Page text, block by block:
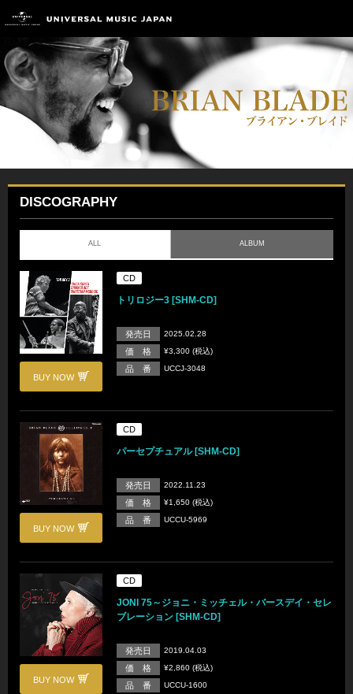
DISCOGRAPHY
ALL ALBUM
BUY NOW
CD
トリロジー3 [SHM-CD]
発売日 2025.02.28
価 格 ¥3,300 (税込)
品 番 UCCJ-3048
BUY NOW
CD
パーセプチュアル [SHM-CD]
発売日 2022.11.23
価 格 ¥1,650 (税込)
品 番 UCCU-5969
BUY NOW
CD
JONI 75～ジョニ・ミッチェル・バースデイ・セレ
ブレーション [SHM-CD]
発売日 2019.04.03
価 格 ¥2,860 (税込)
品 番 UCCU-1600